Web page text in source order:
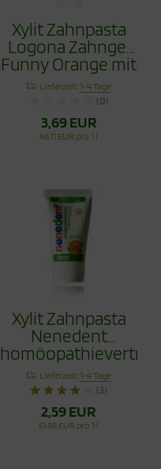
Xylit Zahnpasta
Logona Zahngel
Funny Orange mit
Hydroxyapapitit
75ml
Lieferzeit:1-4 Tage
(0)
3,69 EUR
46,11 EUR pro 1 l
Xylit Zahnpasta
Nenedent
50ml
Lieferzeit:1-4 Tage
(3)
2,59 EUR
51,88 EUR pro 1 l